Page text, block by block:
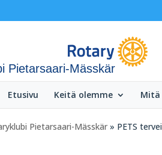
Pietarsaari-Mässkär
Etusivu Keitä olemme Mitä
Pietarsaari-Mässkär » PETS